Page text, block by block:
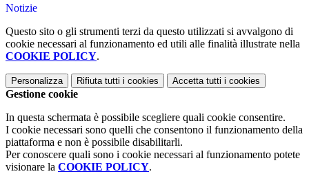
Notizie
Questo sito o gli strumenti terzi da questo utilizzati si avvalgono di
cookie necessari al funzionamento ed utili alle finalità illustrate nella
COOKIE POLICY.
Personalizza Rifiuta tutti i cookies Accetta tutti i cookies
Gestione cookie
In questa schermata è possibile scegliere quali cookie consentire.
I cookie necessari sono quelli che consentono il funzionamento della
piattaforma e non è possibile disabilitarli.
Per conoscere quali sono i cookie necessari al funzionamento potete
visionare la COOKIE POLICY.